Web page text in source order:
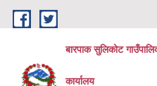
Skip to main content
बारपाक सुलिकोट
कार्यालय